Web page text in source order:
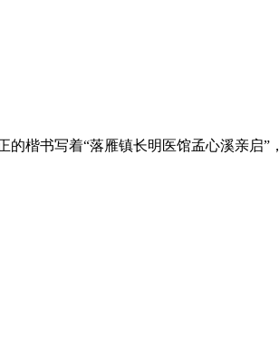
楷书写着“落雁镇长明医馆孟心溪亲启”